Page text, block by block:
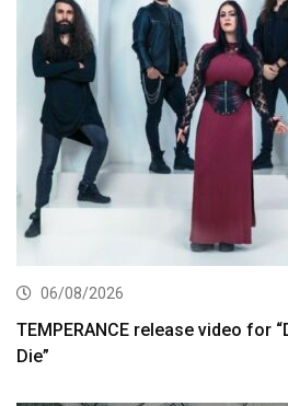
06/08/2026
TEMPERANCE release video for
Die”